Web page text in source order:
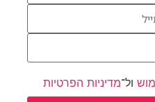
ול־מדיניות הפרטיות